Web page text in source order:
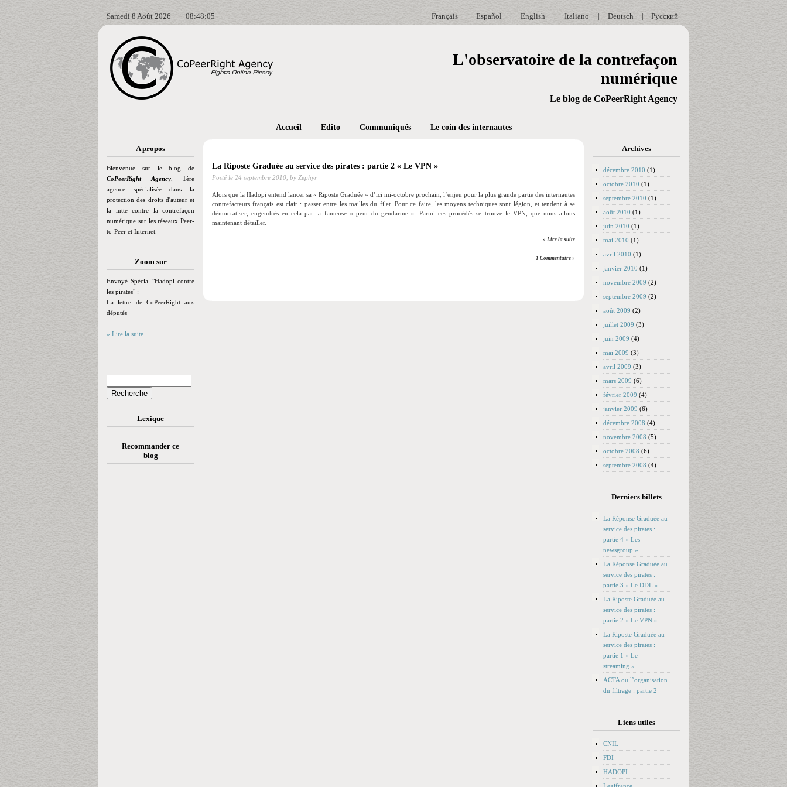
Samedi 8 Août 2026 08:48:05 Русский
|
Deutsch
|
Italiano
|
English
|
Español
|
Français
L'observatoire de la contrefaçon
numérique
Le blog de CoPeerRight Agency
A propos
Bienvenue sur le blog de
CoPeerRight Agency , 1ère
agence spécialisée dans la
protection des droits d'auteur et
la lutte contre la contrefaçon
numérique sur les réseaux Peer-
to-Peer et Internet.
Zoom sur
Envoyé Spécial "Hadopi contre
les pirates" :
La lettre de CoPeerRight aux
députés
» Lire la suite
Lexique
Recommander ce
blog
Accueil Edito Communiqués Le coin des internautes
La Riposte Graduée au service des pirates : partie 2 « Le VPN »
Posté le 24 septembre 2010, by Zephyr
Alors que la Hadopi entend lancer sa « Riposte Graduée » d’ici mi-octobre prochain, l’enjeu pour la plus grande partie des internautes
contrefacteurs français est clair : passer entre les mailles du filet. Pour ce faire, les moyens techniques sont légion, et tendent à se
démocratiser, engendrés en cela par la fameuse « peur du gendarme ». Parmi ces procédés se trouve le VPN, que nous allons
maintenant détailler.
» Lire la suite
1 Commentaire »
Archives
décembre 2010 (1)
octobre 2010 (1)
septembre 2010 (1)
août 2010 (1)
juin 2010 (1)
mai 2010 (1)
avril 2010 (1)
janvier 2010 (1)
novembre 2009 (2)
septembre 2009 (2)
août 2009 (2)
juillet 2009 (3)
juin 2009 (4)
mai 2009 (3)
avril 2009 (3)
mars 2009 (6)
février 2009 (4)
janvier 2009 (6)
décembre 2008 (4)
novembre 2008 (5)
octobre 2008 (6)
septembre 2008 (4)
Derniers billets
La Réponse Graduée au
service des pirates :
partie 4 « Les
newsgroup »
La Réponse Graduée au
service des pirates :
partie 3 « Le DDL »
La Riposte Graduée au
service des pirates :
partie 2 « Le VPN »
La Riposte Graduée au
service des pirates :
partie 1 « Le
streaming »
ACTA ou l’organisation
du filtrage : partie 2
Liens utiles
CNIL
FDI
HADOPI